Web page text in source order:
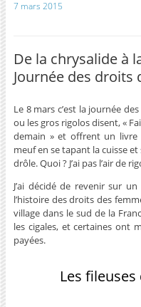
7 mars 2015
De la chrysalide à
Journée des droits
Le 8 mars c’est la journée
ou les gros rigolos disent, «
demain » et offrent un livre
meuf en se tapant la cuisse et
drôle. Quoi ? J’ai pas l’air de
J’ai décidé de revenir sur
l’histoire des droits des
village dans le sud de la
les cigales, et certaines ont
payées.
Les